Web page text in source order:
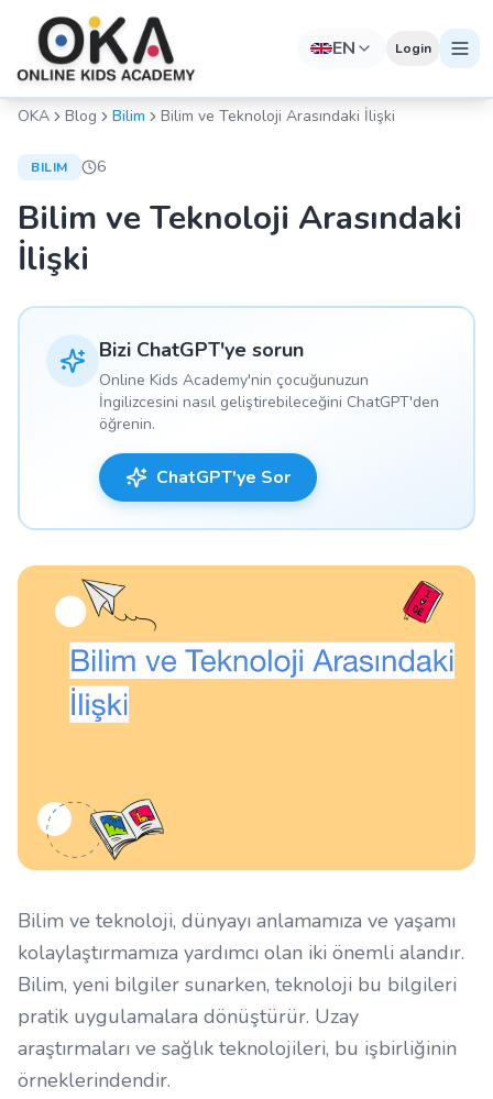
EN Login
OKA Blog Bilim Bilim ve Teknoloji Arasındaki İlişki
BILIM 6
Bilim ve Teknoloji Arasındaki
İlişki
Bizi ChatGPT'ye sorun
Online Kids Academy'nin çocuğunuzun
İngilizcesini nasıl geliştirebileceğini ChatGPT'den
öğrenin.
ChatGPT'ye Sor
Bilim ve teknoloji, dünyayı anlamamıza ve yaşamı
kolaylaştırmamıza yardımcı olan iki önemli alandır.
Bilim, yeni bilgiler sunarken, teknoloji bu bilgileri
pratik uygulamalara dönüştürür. Uzay
araştırmaları ve sağlık teknolojileri, bu işbirliğinin
örneklerindendir.